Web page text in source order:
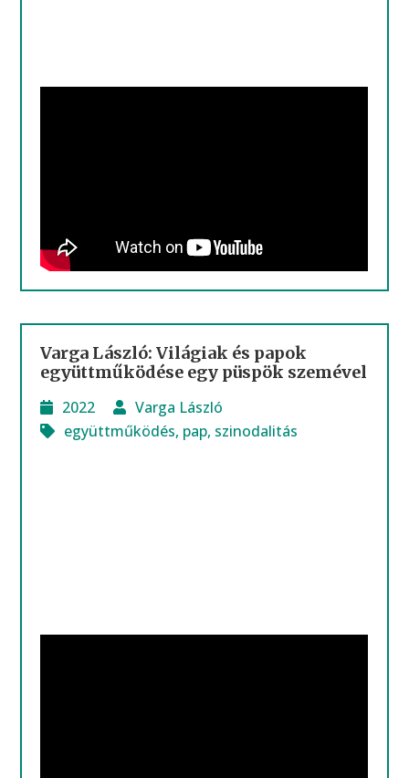
Varga László: Világiak és papok
együttműködése egy püspök szemével
2022
Varga László
együttműködés, pap, szinodalitás